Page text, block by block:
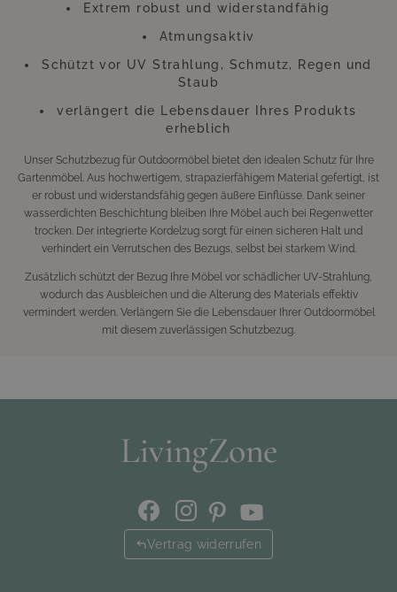
Extrem robust und widerstandfähig
Atmungsaktiv
Schützt vor UV Strahlung, Schmutz, Regen und
Staub
verlängert die Lebensdauer Ihres Produkts
erheblich
Unser Schutzbezug für Outdoormöbel bietet den idealen Schutz für Ihre
Gartenmöbel. Aus hochwertigem, strapazierfähigem Material gefertigt, ist
er robust und widerstandsfähig gegen äußere Einflüsse. Dank seiner
wasserdichten Beschichtung bleiben Ihre Möbel auch bei Regenwetter
trocken. Der integrierte Kordelzug sorgt für einen sicheren Halt und
verhindert ein Verrutschen des Bezugs, selbst bei starkem Wind.
Zusätzlich schützt der Bezug Ihre Möbel vor schädlicher UV-Strahlung,
wodurch das Ausbleichen und die Alterung des Materials effektiv
vermindert werden. Verlängern Sie die Lebensdauer Ihrer Outdoormöbel
mit diesem zuverlässigen Schutzbezug.
Vertrag widerrufen